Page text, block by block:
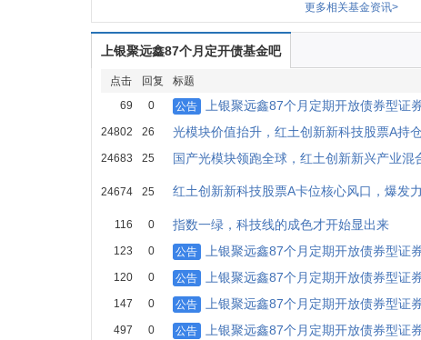
更多相关基金资讯>
上银聚远鑫87个月定开债基金吧
点击 回复 标题
69
0 公告 上银聚远鑫87个月定期开放债券型证
24802 26 光模块价值抬升，红土创新新科技股票A持
24683 25 国产光模块领跑全球，红土创新新兴产业混
24674 25 红土创新新科技股票A卡位核心风口，爆发
116 0 指数一绿，科技线的成色才开始显出来
123 0 公告 上银聚远鑫87个月定期开放债券型证
120 0 公告 上银聚远鑫87个月定期开放债券型证
147 0 公告 上银聚远鑫87个月定期开放债券型证
497 0 公告 上银聚远鑫87个月定期开放债券型证